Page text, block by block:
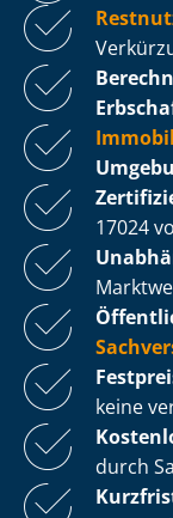
17024
keine
durch